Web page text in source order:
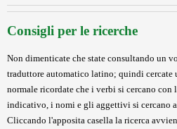
Consigli per le ricerche
Non dimenticate che state consultando un
traduttore automatico latino; quindi cercate
normale ricordate che i verbi si cercano con
indicativo, i nomi e gli aggettivi si cercano
Cliccando l'apposita casella la ricerca